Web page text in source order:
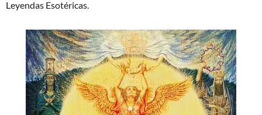
Leyendas Esotéricas.